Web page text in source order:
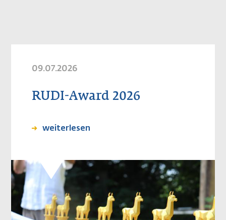
09.07.2026
RUDI-Award 2026
weiterlesen